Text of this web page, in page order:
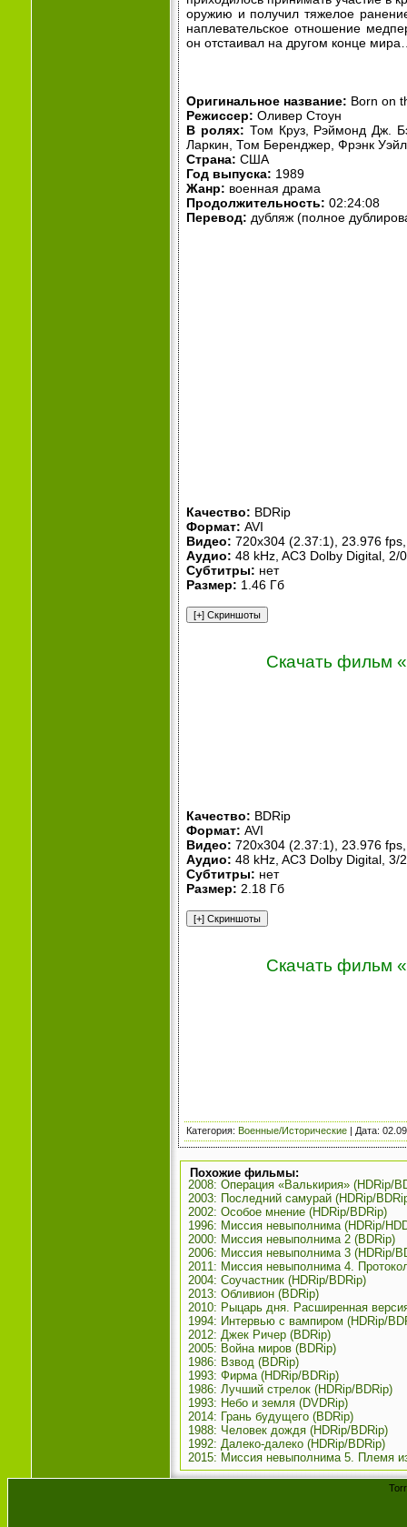
оружию и получил тяжелое
наплевательское отношение
он отстаивал на другом конце
Оригинальное название: Born on
Режиссер: Оливер Стоун
В ролях: Том Круз, Рэймонд Дж.
Ларкин, Том Беренджер, Фрэнк
Страна: США
Год выпуска: 1989
Жанр: военная драма
Продолжительность: 02:24:08
Перевод: дубляж (полное
Качество: BDRip
Формат: AVI
Видео: 720x304 (2.37:1), 23.976
Аудио: 48 kHz, AC3 Dolby Digital,
Субтитры: нет
Размер: 1.46 Гб
Скачать фильм
Качество: BDRip
Формат: AVI
Видео: 720x304 (2.37:1), 23.976
Аудио: 48 kHz, AC3 Dolby Digital,
Субтитры: нет
Размер: 2.18 Гб
Скачать фильм
Категория: Военные/Исторические | Дата:
Похожие фильмы:
2008: Операция «Валькирия» (HDRip/
2003: Последний самурай (HDRip/
2002: Особое мнение (HDRip/BDRip)
1996: Миссия невыполнима (HDRip/
2000: Миссия невыполнима 2 (BDRip)
2006: Миссия невыполнима 3 (HDRip/
2011: Миссия невыполнима 4.
2004: Соучастник (HDRip/BDRip)
2013: Обливион (BDRip)
2010: Рыцарь дня. Расширенная
1994: Интервью с вампиром (HDRip/
2012: Джек Ричер (BDRip)
2005: Война миров (BDRip)
1986: Взвод (BDRip)
1993: Фирма (HDRip/BDRip)
1986: Лучший стрелок (HDRip/BDRip)
1993: Небо и земля (DVDRip)
2014: Грань будущего (BDRip)
1988: Человек дождя (HDRip/BDRip)
1992: Далеко-далеко (HDRip/BDRip)
2015: Миссия невыполнима 5. Племя